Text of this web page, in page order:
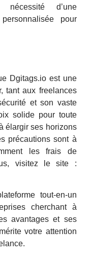
d’une
pour
Dgitags.io est une
tant aux freelances
et son vaste
solide pour toute
élargir ses horizons
précautions sont à
les frais de
visitez le site :
tout-en-un
cherchant à
avantages et ses
votre attention